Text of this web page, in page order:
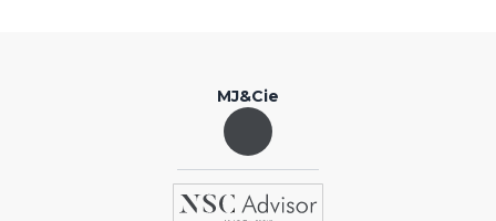
MJ&Cie